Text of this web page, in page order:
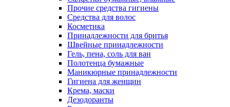
Прочие средства гигиены
Средства для волос
Косметика
Принадлежности для бритья
Швейные принадлежности
Гель, пена, соль для ван
Полотенца бумажные
Маникюрные принадлежности
Гигиена для женщин
Крема, маски
Дезодоранты